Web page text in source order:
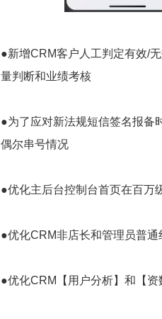
●新增CRM客户人工判定有效/
量判断和业绩考核
●为了应对新法规短信签名报备
偶尔串号情况
●优化主后台控制台首页在百万
●优化CRM非店长和管理员普
●优化CRM【用户分析】和【